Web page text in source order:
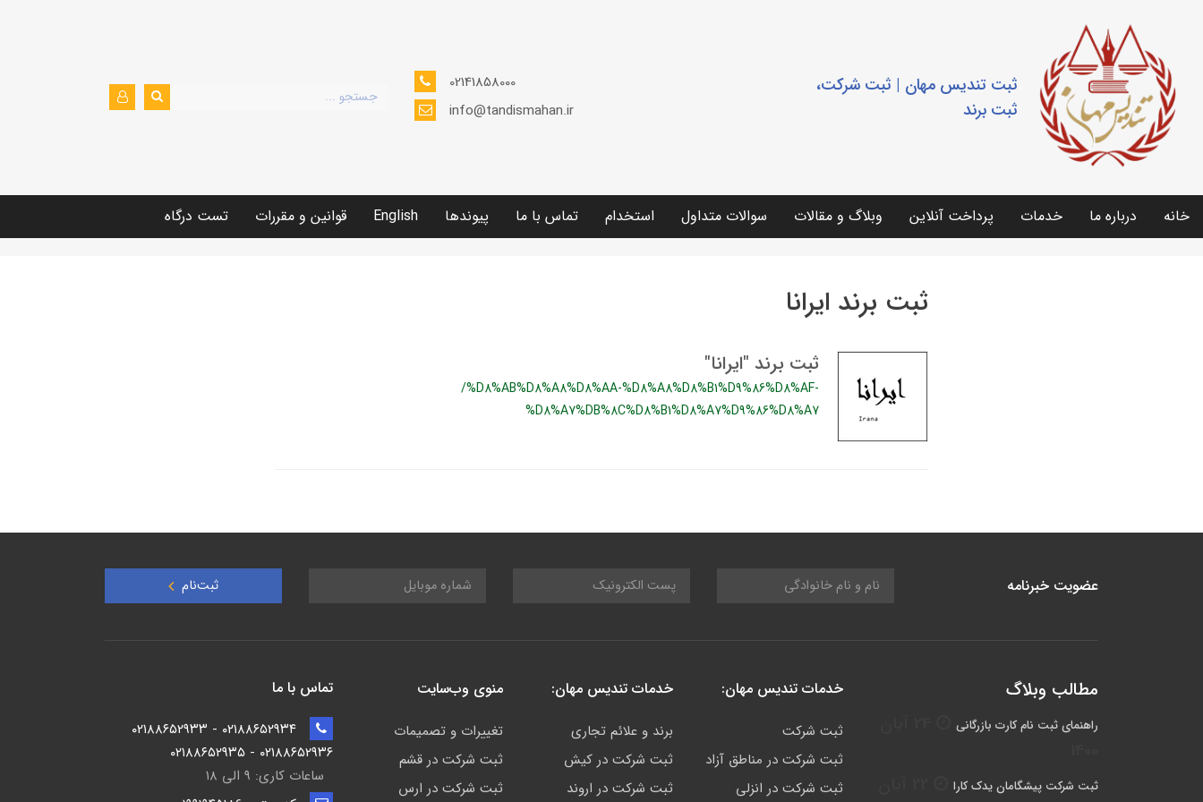
ثبت تندیس مهان | ثبت شرکت،
ثبت برند
02141858000
info@tandismahan.ir
خانه درباره ما خدمات پرداخت آنلاین وبلاگ و مقالات سوالات متداول استخدام تماس با ما پیوندها English قوانین و مقررات تست درگاه
ثبت برند ایرانا
ثبت برند "ایرانا"
/%D8%AB%D8%A8%D8%AA-%D8%A8%D8%B1%D9%86%D8%AF-
%D8%A7%DB%8C%D8%B1%D8%A7%D9%86%D8%A7
عضویت خبرنامه ثبت‌نام
مطالب وبلاگ
راهنمای ثبت نام کارت بازرگانی
ثبت شرکت پیشگامان یدک کارا
خدمات تندیس مهان:
ثبت شرکت
ثبت شرکت در مناطق آزاد
ثبت شرکت در انزلی
خدمات تندیس مهان:
برند و علائم تجاری
ثبت شرکت در کیش
ثبت شرکت در اروند
منوی وب‌سایت
تغییرات و تصمیمات
ثبت شرکت در قشم
ثبت شرکت در ارس
تماس با ما
۰۲۱۸۸۶۵۲۹۳۴ - ۰۲۱۸۸۶۵۲۹۳۳
۰۲۱۸۸۶۵۲۹۳۶ - ۰۲۱۸۸۶۵۲۹۳۵
ساعات کاری: ۹ الی ۱۸